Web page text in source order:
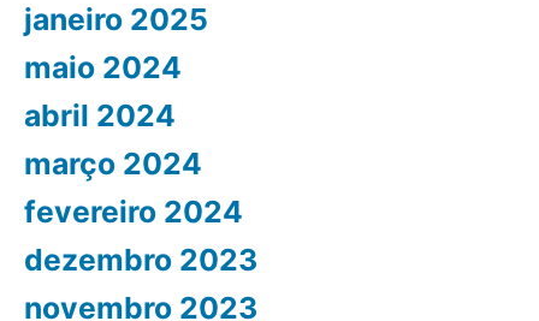
janeiro 2025
maio 2024
abril 2024
março 2024
fevereiro 2024
dezembro 2023
novembro 2023